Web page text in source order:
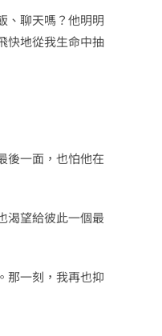
、聊天嗎？他明明
快地從我生命中抽
後一面，也怕他在
渴望給彼此一個最
那一刻，我再也抑